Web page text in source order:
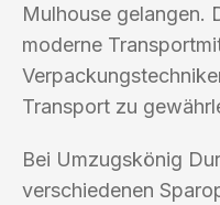
Mulhouse gelangen.
moderne
Transport zu
Bei Umzugskönig
verschiedenen